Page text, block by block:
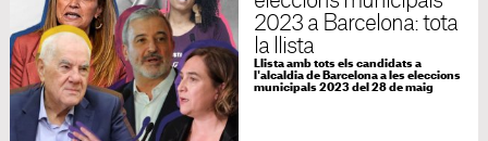
2023 a Barcelona: tota
la llista
Llista amb tots els candidats a
l'alcaldia de Barcelona a les eleccions
municipals 2023 del 28 de maig